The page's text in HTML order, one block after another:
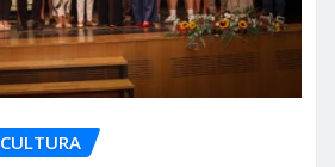
CULTURA